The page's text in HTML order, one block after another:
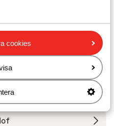
cookies
Amadé
Grand Hotel